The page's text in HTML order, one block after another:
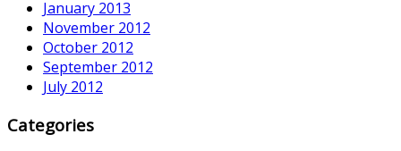
January 2013
November 2012
October 2012
September 2012
July 2012
Categories